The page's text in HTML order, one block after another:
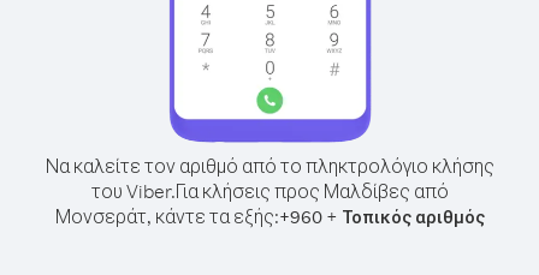
Να καλείτε τον αριθμό από το πληκτρολόγιο κλήσης
του Viber.Για κλήσεις προς Μαλδίβες από
Μονσεράτ, κάντε τα εξής:+960+ Τοπικός αριθμός